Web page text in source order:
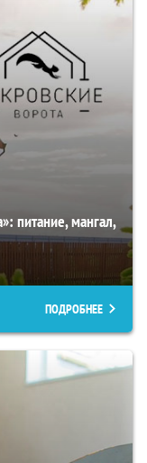
питание, мангал,
ПОДРОБНЕЕ